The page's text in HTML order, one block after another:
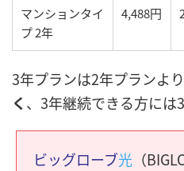
マンションタイ
プ 2年
4,488円
3年プランは2年プランより
く 、3年継続できる方には
ビッグローブ光（